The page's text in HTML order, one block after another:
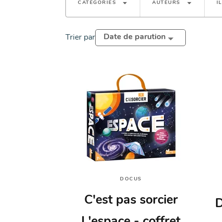
CATÉGORIES arrow_drop_down AUTEURS arrow_drop_down
Trier par Date de parution
DOCUS
C'est pas sorcier